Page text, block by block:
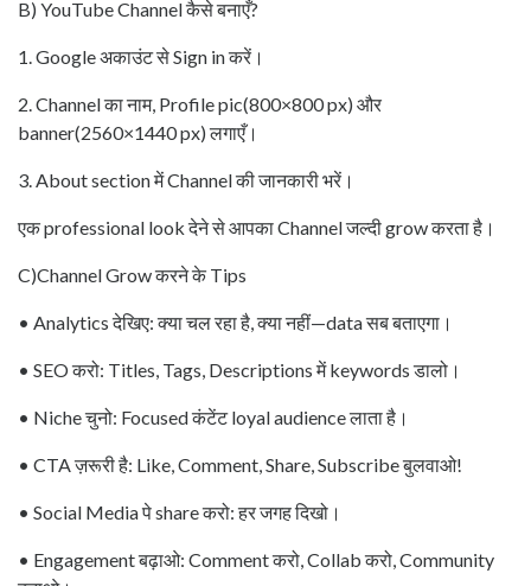
B) YouTube Channel कैसे बनाएँ?
1. Google अकाउंट से Sign in करें।
2. Channel का नाम, Profile pic(800×800 px) और
banner(2560×1440 px) लगाएँ।
3. About section में Channel की जानकारी भरें।
एक professional look देने से आपका Channel जल्दी grow करता है।
C)Channel Grow करने के Tips
• Analytics देखिए: क्या चल रहा है, क्या नहीं—data सब बताएगा।
• SEO करो: Titles, Tags, Descriptions में keywords डालो।
• Niche चुनो: Focused कंटेंट loyal audience लाता है।
• CTA ज़रूरी है: Like, Comment, Share, Subscribe बुलवाओ!
• Social Media पे share करो: हर जगह दिखो।
• Engagement बढ़ाओ: Comment करो, Collab करो, Community